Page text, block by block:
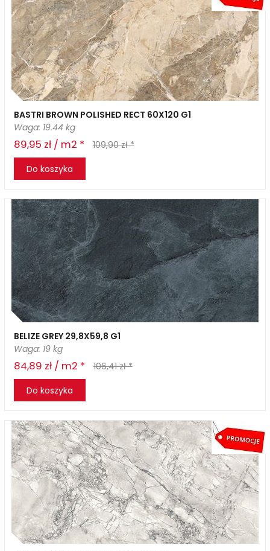
BASTRI BROWN POLISHED RECT 60X120 G1
Waga: 19.44 kg
89,95 zł / m2 *
109,90 zł *
Do koszyka
BELIZE GREY 29,8X59,8 G1
Waga: 19 kg
84,89 zł / m2 *
106,41 zł *
Do koszyka